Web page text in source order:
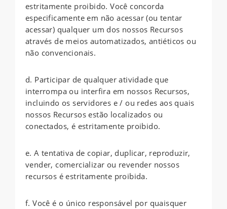
estritamente proibido. Você concorda
especificamente em não acessar (ou tentar
acessar) qualquer um dos nossos Recursos
através de meios automatizados, antiéticos ou
não convencionais.
d. Participar de qualquer atividade que
interrompa ou interfira em nossos Recursos,
incluindo os servidores e / ou redes aos quais
nossos Recursos estão localizados ou
conectados, é estritamente proibido.
e. A tentativa de copiar, duplicar, reproduzir,
vender, comercializar ou revender nossos
recursos é estritamente proibida.
f. Você é o único responsável por quaisquer